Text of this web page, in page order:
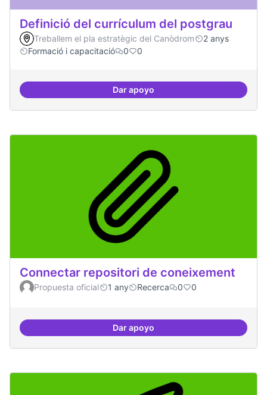
Definició del currículum del postgrau
Treballem el pla estratègic del Canòdrom
2 anys
Formació i capacitació
0 0
Dar apoyoDefinició del currículum del
Connectar repositori de coneixement
Propuesta oficial 1 any Recerca 0 0
Dar apoyoConnectar repositori de